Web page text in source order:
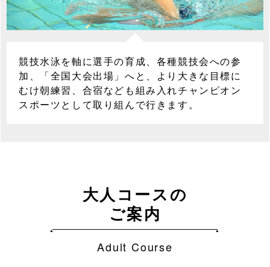
競技水泳を軸に選手の育成、各種競技会への参
加、「全国大会出場」へと、より大きな目標に
むけ朝練習、合宿なども組み入れチャンピオン
スポーツとして取り組んで行きます。
大人コースの
ご案内
Adult Course